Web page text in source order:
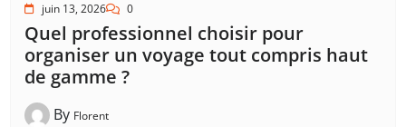
juin 13, 2026 0
Quel professionnel choisir pour
organiser un voyage tout compris haut
de gamme ?
By Florent